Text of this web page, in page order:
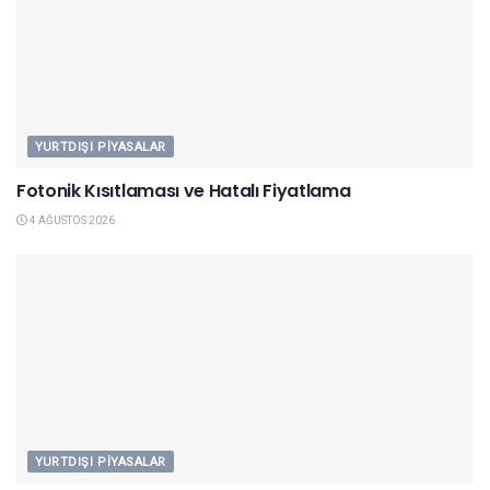
YURTDIŞI PIYASALAR
Fotonik Kısıtlaması ve Hatalı Fiyatlama
4 AĞUSTOS 2026
YURTDIŞI PIYASALAR